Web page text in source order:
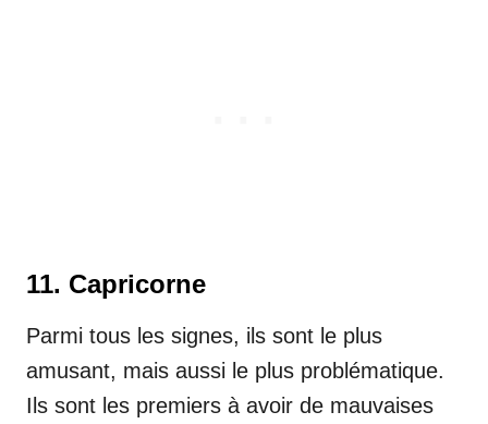
11. Capricorne
Parmi tous les signes, ils sont le plus
amusant, mais aussi le plus problématique.
Ils sont les premiers à avoir de mauvaises